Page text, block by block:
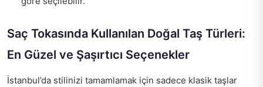
Saç Tokasında Kullanılan Doğal Taş Türleri:
En Güzel ve Şaşırtıcı Seçenekler
İstanbul’da stilinizi tamamlamak için sadece klasik taşlar